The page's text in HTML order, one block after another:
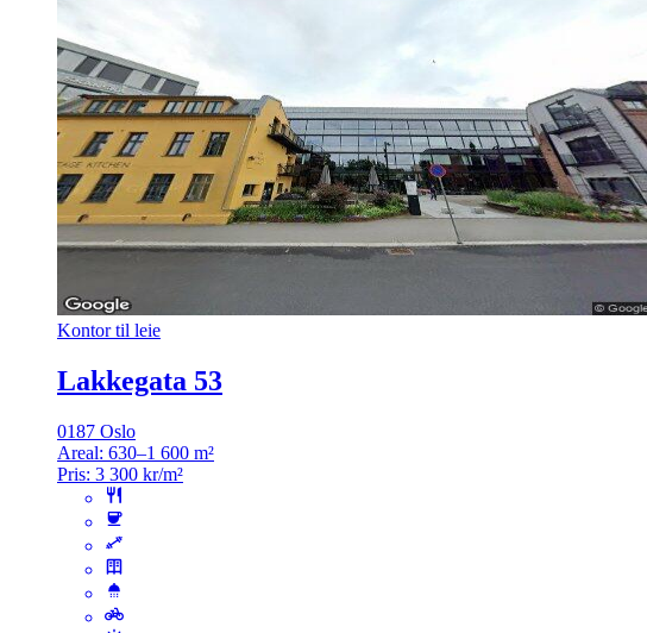
Kontor til leie
Lakkegata 53
0187 Oslo
Areal: 630–1 600 m²
Pris: 3 300 kr/m²